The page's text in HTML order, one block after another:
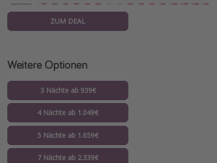
ZUM DEAL
Weitere Optionen
3 Nächte ab 939€
4 Nächte ab 1.049€
5 Nächte ab 1.659€
7 Nächte ab 2.339€